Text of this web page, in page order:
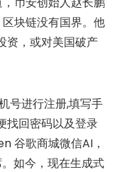
块链没有国界。他
资，或对美国破产
号进行注册,填写手
找回密码以及登录
谷歌商城微信AI，
如今，现在生成式